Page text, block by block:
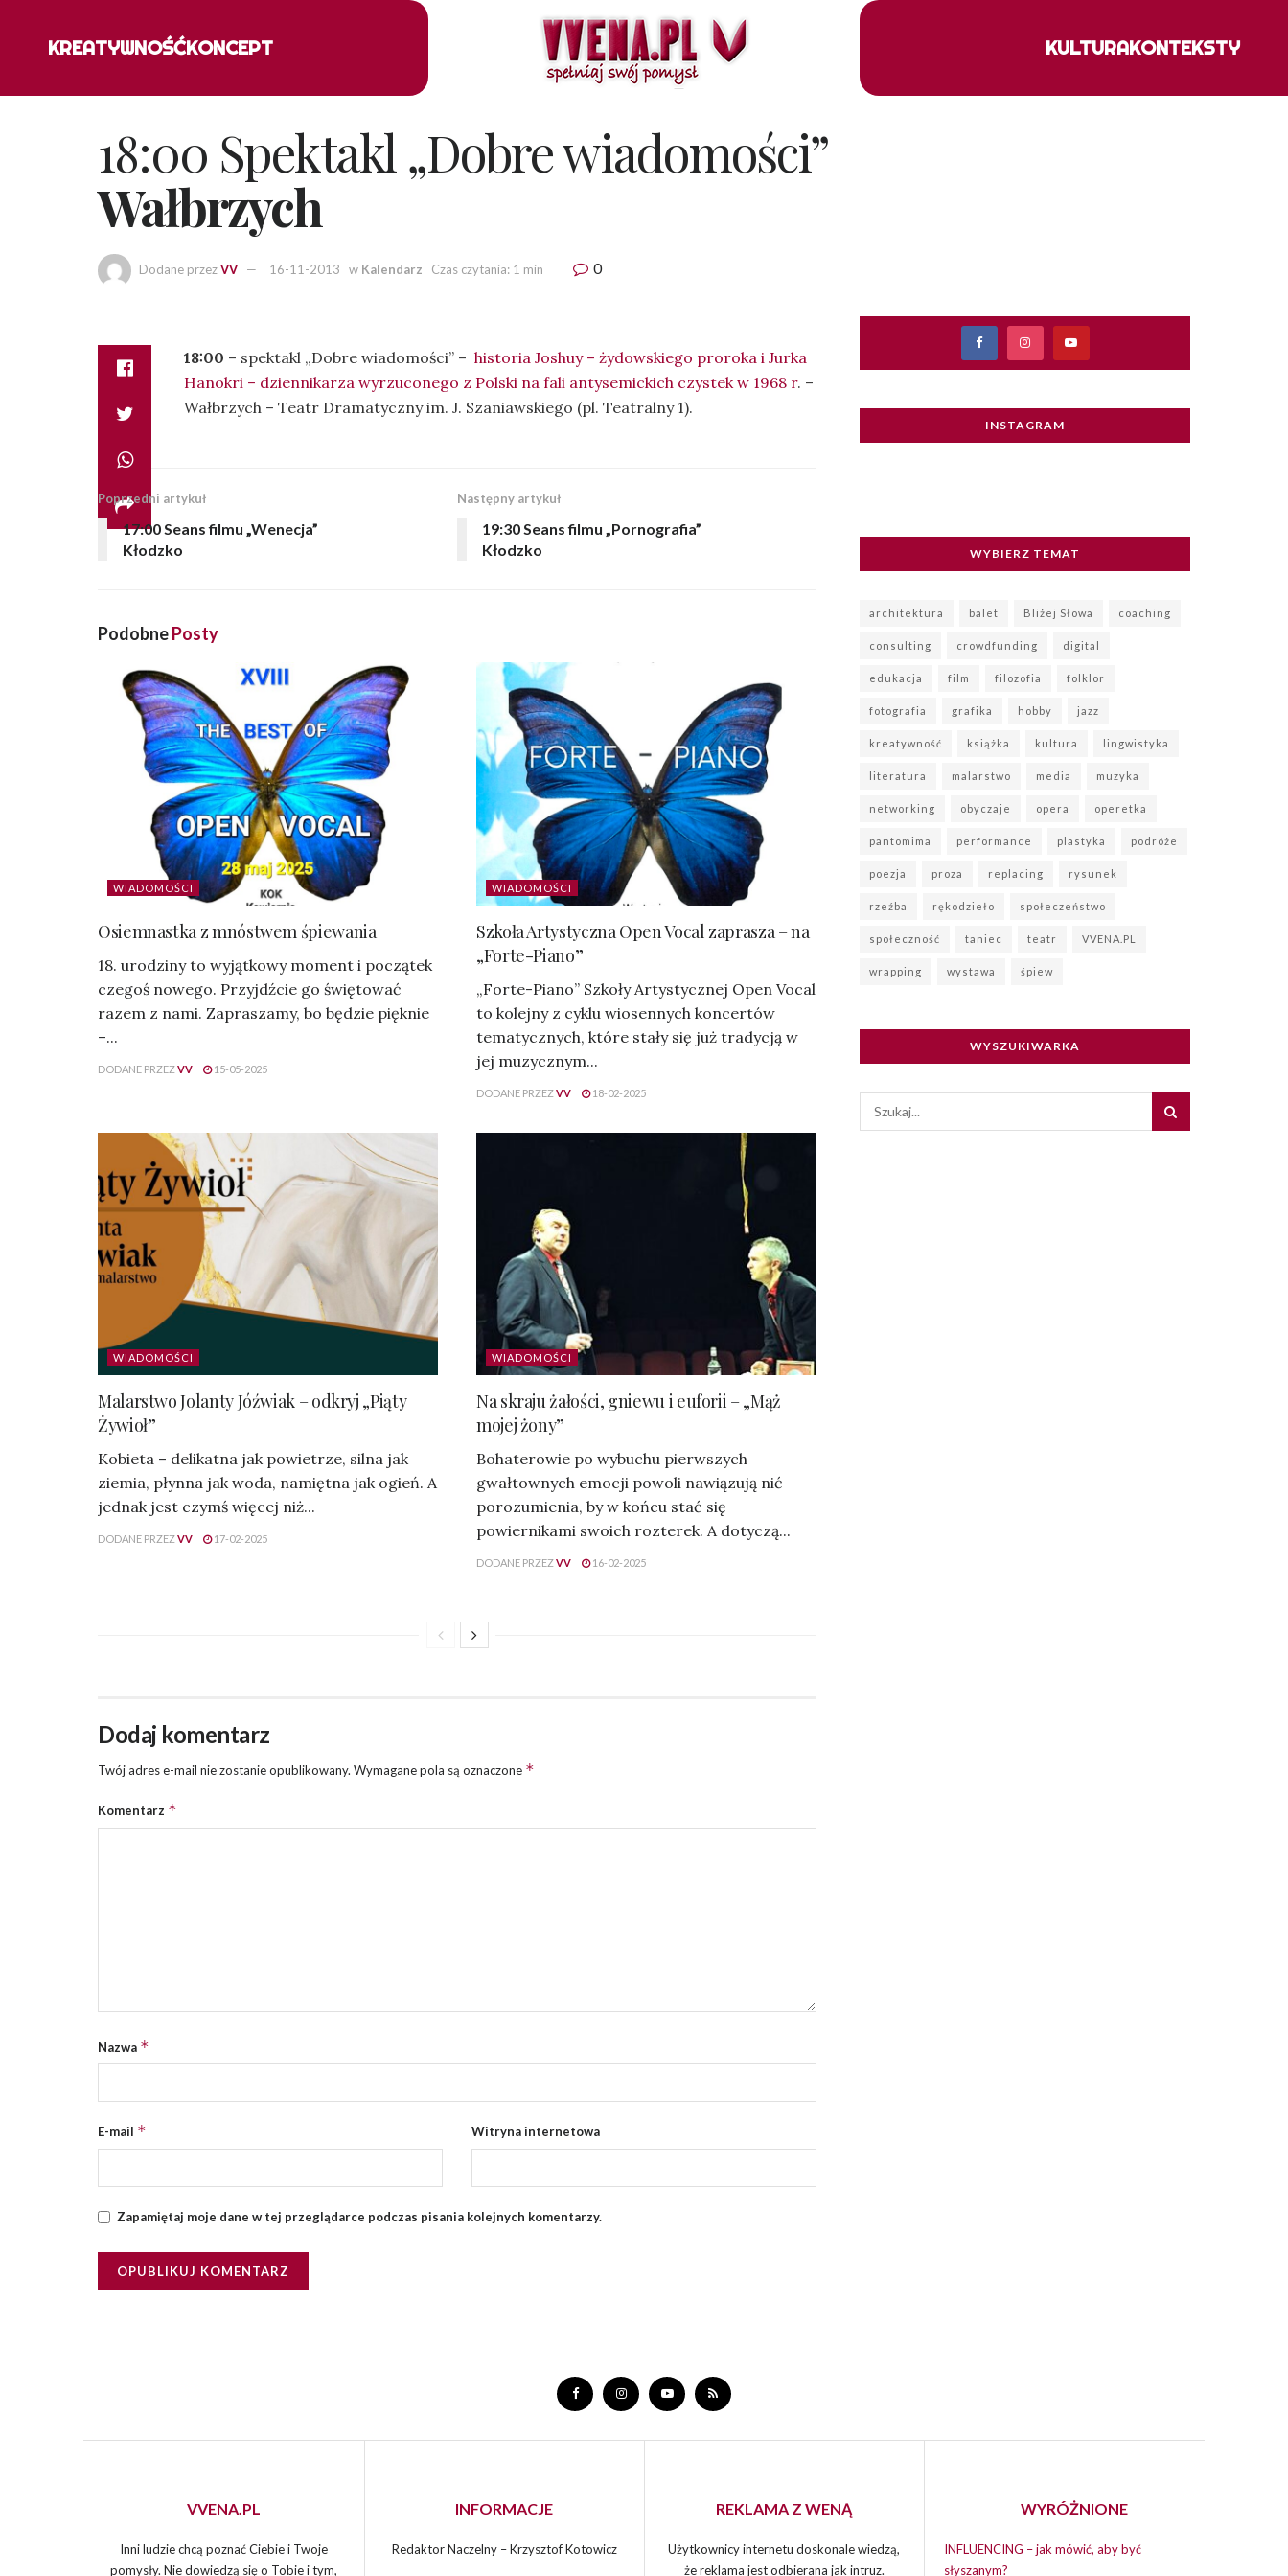
KREATYWNOŚĆKONCEPT KULTURAKONTEKSTY
18:00 Spektakl „Dobre wiadomości”
Wałbrzych
Dodane przezVV 16-11-2013 w Kalendarz Czas czytania: 1 min 0
18:00 – spektakl „Dobre wiadomości” – historia Joshuy – żydow­skiego proroka i Jurka
Hanokri – dzien­ni­karza wyrzu­conego z Polski na fali anty­se­mickich czystek w 1968 r. –
Wałbrzych – Teatr Dramatyczny im. J. Szaniawskiego (pl. Teatralny 1).
Poprzedni artykuł
17:00 Seans filmu „Wenecja”
Kłodzko
Następny artykuł
19:30 Seans filmu „Pornografia”
Kłodzko
PodobnePosty
WIADOMOŚCI
Osiemnastka z mnóstwem śpiewania
18. urodziny to wyjątkowy moment i początek
czegoś nowego. Przyjdźcie go świętować
razem z nami. Zapraszamy, bo będzie pięknie
–...
DODANE PRZEZVV 15-05-2025
WIADOMOŚCI
Szkoła Artystyczna Open Vocal zaprasza – na
„Forte-Piano”
„Forte-Piano” Szkoły Artystycznej Open Vocal
to kolejny z cyklu wiosennych koncertów
tematycznych, które stały się już tradycją w
jej muzycznym...
DODANE PRZEZVV 18-02-2025
WIADOMOŚCI
Malarstwo Jolanty Jóźwiak – odkryj „Piąty
Żywioł”
Kobieta – delikatna jak powietrze, silna jak
ziemia, płynna jak woda, namiętna jak ogień. A
jednak jest czymś więcej niż...
DODANE PRZEZVV 17-02-2025
WIADOMOŚCI
Na skraju żałości, gniewu i euforii – „Mąż
mojej żony”
Bohaterowie po wybuchu pierwszych
gwałtownych emocji powoli nawiązują nić
porozumienia, by w końcu stać się
powiernikami swoich rozterek. A dotyczą...
DODANE PRZEZVV 16-02-2025
Dodaj komentarz
Twój adres e-mail nie zostanie opublikowany. Wymagane pola są oznaczone *
Komentarz *
Nazwa *
E-mail * Witryna internetowa
Zapamiętaj moje dane w tej przeglądarce podczas pisania kolejnych komentarzy.
INSTAGRAM
WYBIERZ TEMAT
architektura balet Bliżej Słowa coaching
consulting crowdfunding digital
edukacja film filozofia folklor
fotografia grafika hobby jazz
kreatywność książka kultura lingwistyka
literatura malarstwo media muzyka
networking obyczaje opera operetka
pantomima performance plastyka podróże
poezja proza replacing rysunek
rzeźba rękodzieło społeczeństwo
społeczność taniec teatr VVENA.PL
wrapping wystawa śpiew
WYSZUKIWARKA
VVENA.PL
Inni ludzie chcą poznać Ciebie i Twoje
pomysły. Nie dowiedzą się o Tobie i tym,
INFORMACJE
Redaktor Naczelny – Krzysztof Kotowicz
REKLAMA Z WENĄ
Użytkownicy internetu doskonale wiedzą,
że reklama jest odbierana jak intruz.
WYRÓŻNIONE
INFLUENCING – jak mówić, aby być
słyszanym?